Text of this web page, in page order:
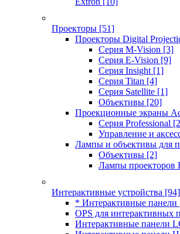
Проекторы [51]
Проекторы Digital
Серия M-Vision [3]
Серия E-Vision [9]
Серия Insight [1]
Серия Titan [4]
Серия Satellite [1]
Объективы [20]
Проекционные экраны
Серия Professional
Управление и
Лампы и объективы для
Объективы [2]
Лампы проекторов
Интерактивные устройства [94]
* Интерактивные панели
OPS для интерактивных
Интерактивные панели